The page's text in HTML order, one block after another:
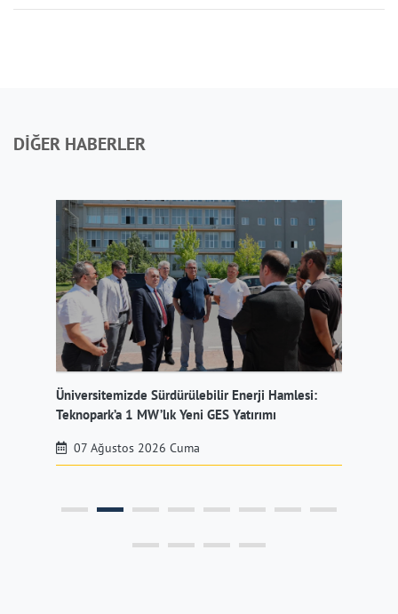
DİĞER HABERLER
Sürdürülebilir Enerji Hamlesi:
1 MW’lık Yeni GES Yatırımı
2026 Cuma
Üniversitemiz
07 Ağustos 2026